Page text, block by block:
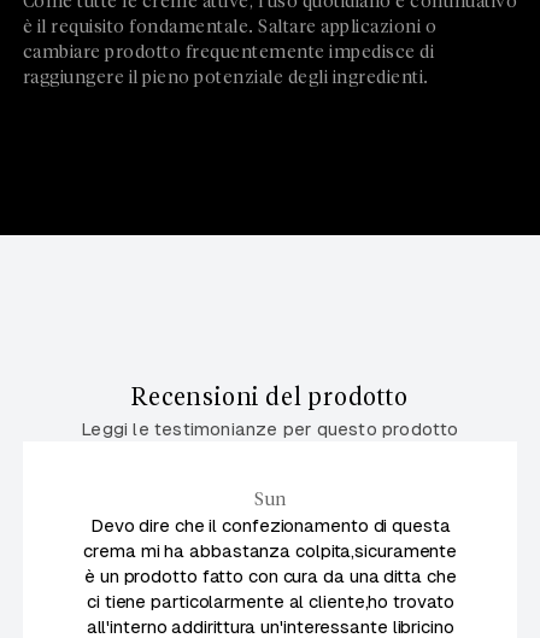
è il requisito fondamentale. Saltare applicazioni o
cambiare prodotto frequentemente impedisce di
raggiungere il pieno potenziale degli ingredienti.
Recensioni del prodotto
Leggi le testimonianze per questo prodotto
Sun
Devo dire che il confezionamento di questa
crema mi ha abbastanza colpita,sicuramente
è un prodotto fatto con cura da una ditta che
ci tiene particolarmente al cliente,ho trovato
all'interno addirittura un'interessante libricino